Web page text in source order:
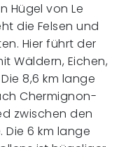
Hügel von Le
die Felsen und
Hier führt der
Wäldern, Eichen,
8,6 km lange
Chermignon-
zwischen den
Die 6 km lange